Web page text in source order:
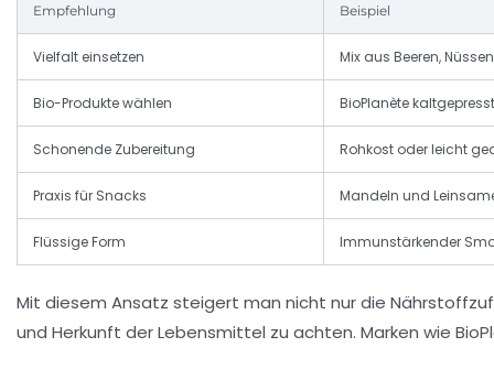
Empfehlung Beispiel
Vielfalt einsetzen Mix aus Beeren,
Bio-Produkte wählen BioPlanète
Schonende Zubereitung Rohkost oder leicht
Praxis für Snacks Mandeln und
Flüssige Form Immunstärkender
Mit diesem Ansatz steigert man nicht nur die
und Herkunft der Lebensmittel zu achten. Marken wie